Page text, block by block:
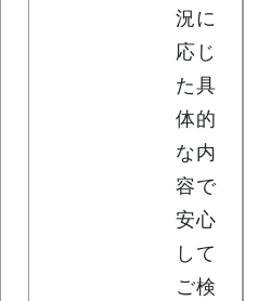
況に
応じ
た具
体的
な内
容で
安心
して
ご検